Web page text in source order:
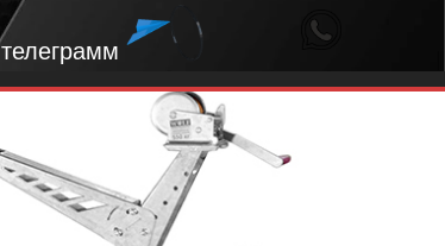
телеграмм